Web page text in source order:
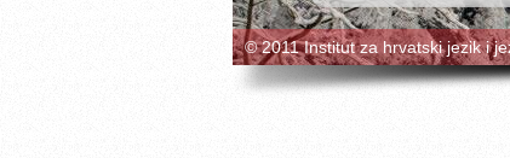
© 2011 Institut za hrvatski jezik i